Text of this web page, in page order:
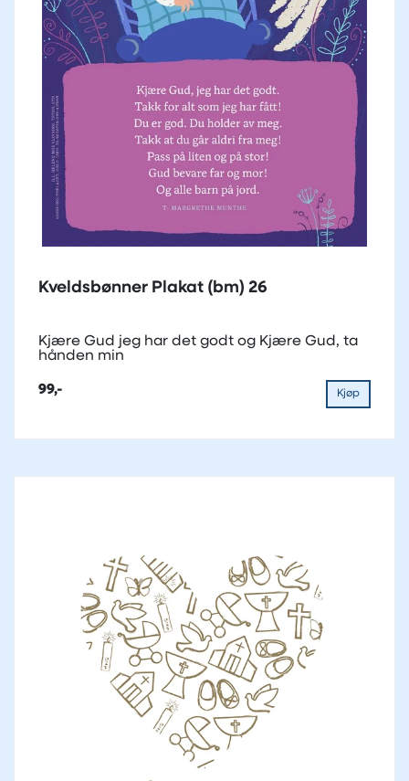
Kveldsbønner Plakat (bm) 26
Kjære Gud jeg har det godt og Kjære Gud, ta
hånden min
99,- Kjøp